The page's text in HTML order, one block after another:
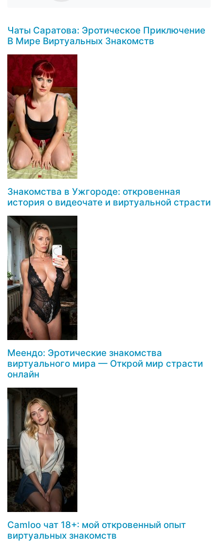
Чаты Саратова: Эротическое Приключение
В Мире Виртуальных Знакомств
Знакомства в Ужгороде: откровенная
история о видеочате и виртуальной страсти
Меендо: Эротические знакомства
виртуального мира — Открой мир страсти
онлайн
Camloo чат 18+: мой откровенный опыт
виртуальных знакомств